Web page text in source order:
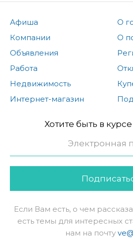
Афиша
Компании
Объявления
Работа
Недвижимость
Интернет-магазин
О
О
Хотите быть в
Если Вам есть, о чем
есть темы для интересных
нам на почту